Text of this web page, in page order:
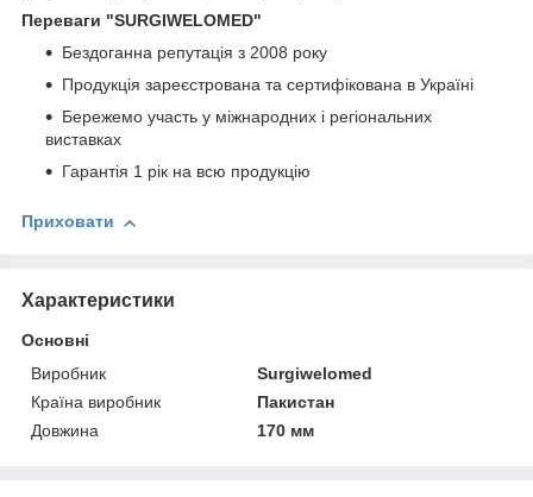
Переваги "SURGIWELOMED"
Бездоганна репутація з 2008 року
Продукція зареєстрована та сертифікована в Україні
Бережемо участь у міжнародних і регіональних
виставках
Гарантія 1 рік на всю продукцію
Приховати
Характеристики
Основні
Виробник
Surgiwelomed
Країна виробник
Пакистан
Довжина
170 мм